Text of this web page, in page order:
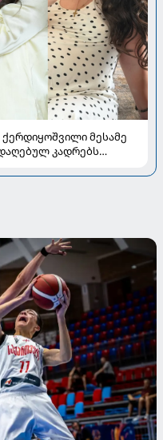
ქერდიყოშვილი მესამე
კადრებს